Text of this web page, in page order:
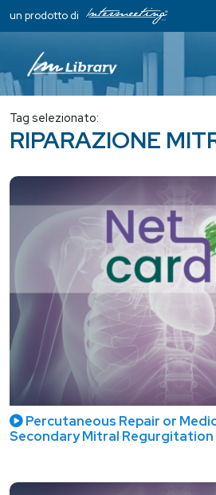
un prodotto di
Tag selezionato:
RIPARAZIONE
Percutaneous Repair or
Secondary Mitral Regurgitation